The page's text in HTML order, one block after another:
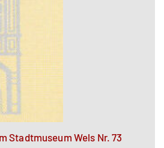
Stadtmuseum Wels Nr. 73